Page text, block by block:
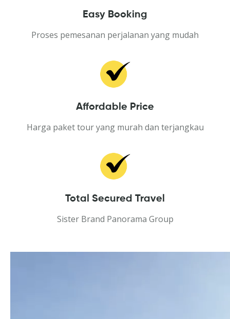
Easy Booking
Proses pemesanan perjalanan yang mudah
Affordable Price
Harga paket tour yang murah dan terjangkau
Total Secured Travel
Sister Brand Panorama Group